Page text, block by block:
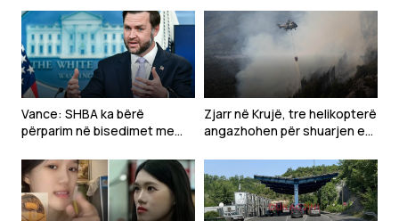
Vance: SHBA ka bërë
përparim në bisedimet me
Zjarr në Krujë, tre helikopterë
angazhohen për shuarjen e
zjarrvënie të qëllimshme